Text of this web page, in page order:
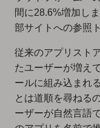
間に28.6%増加し
部サイトへの参照
従来のアプリスト
たユーザーが増え
ールに組み込まれ
とは道順を尋ねる
ーザーが自然言語